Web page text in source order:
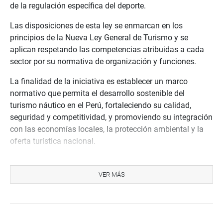
de la regulación específica del deporte.
Las disposiciones de esta ley se enmarcan en los
principios de la Nueva Ley General de Turismo y se
aplican respetando las competencias atribuidas a cada
sector por su normativa de organización y funciones.
La finalidad de la iniciativa es establecer un marco
normativo que permita el desarrollo sostenible del
turismo náutico en el Perú, fortaleciendo su calidad,
seguridad y competitividad, y promoviendo su integración
con las economías locales, la protección ambiental y la
oferta turística nacional.
Renovación Popular), presidente de la Comisión de
Comercio Exterior y Turismo, precisó que la norma no
VER MÁS